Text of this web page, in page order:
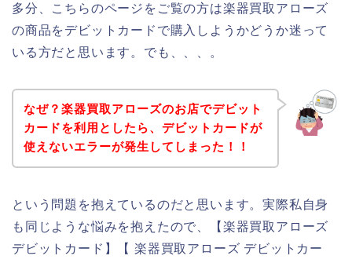
多分、こちらのページをご覧の方は楽器買取アローズ
の商品をデビットカードで購入しようかどうか迷って
いる方だと思います。でも、、、。
なぜ？楽器買取アローズのお店でデビット
カードを利用としたら、デビットカードが
使えないエラーが発生してしまった！！
という問題を抱えているのだと思います。実際私自身
も同じような悩みを抱えたので、【楽器買取アローズ
デビットカード】【 楽器買取アローズ デビットカー